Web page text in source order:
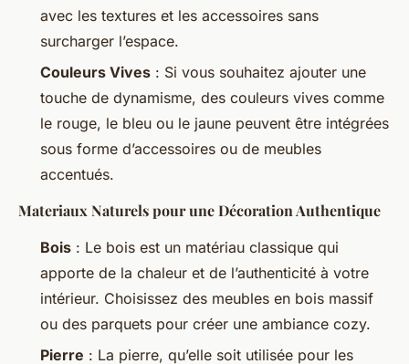
avec les textures et les accessoires sans
surcharger l’espace.
Couleurs Vives : Si vous souhaitez ajouter une
touche de dynamisme, des couleurs vives comme
le rouge, le bleu ou le jaune peuvent être intégrées
sous forme d’accessoires ou de meubles
accentués.
Materiaux Naturels pour une Décoration Authentique
Bois : Le bois est un matériau classique qui
apporte de la chaleur et de l’authenticité à votre
intérieur. Choisissez des meubles en bois massif
ou des parquets pour créer une ambiance cozy.
Pierre : La pierre, qu’elle soit utilisée pour les